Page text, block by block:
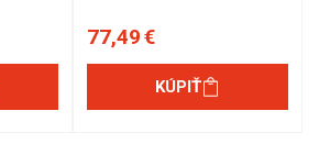
77,49 €
KÚPIŤ